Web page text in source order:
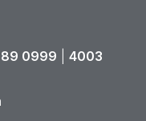
0999
4003